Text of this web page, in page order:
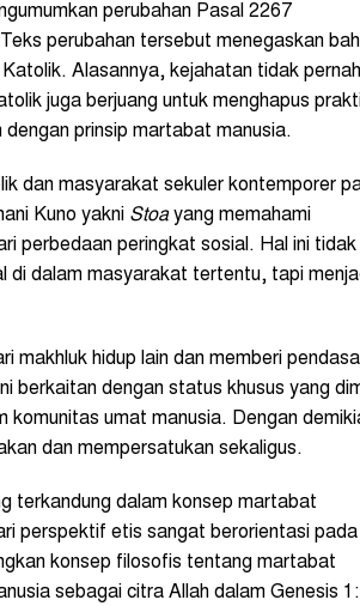
perubahan Pasal 2267
perubahan tersebut menegaskan
Alasannya, kejahatan tidak pernah
juga berjuang untuk menghapus
prinsip martabat manusia.
dan masyarakat sekuler kontemporer
Kuno yakni Stoayang memahami
perbedaan peringkat sosial. Hal ini tidak
di dalam masyarakat tertentu, tapi
makhluk hidup lain dan memberi
berkaitan dengan status khusus yang
komunitas umat manusia. Dengan
dan mempersatukan sekaligus.
terkandung dalam konsep martabat
perspektif etis sangat berorientasi pada
konsep filosofis tentang martabat
sebagai citra Allah dalam Genesis 1: